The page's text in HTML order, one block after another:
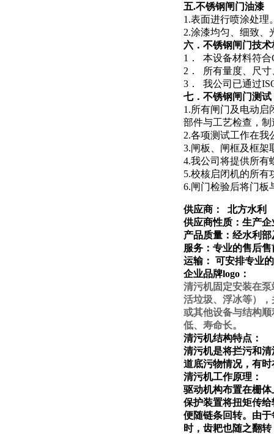
五.不锈钢闸门油漆
1.表面进行喷涂处理
2.涂漆均匀、细致、
六． 不锈钢闸门技术
1． 本设备材料符
2． 所有量度、尺
3． 我公司已通过
七． 不锈钢闸门测试
1.所有闸门及电动启
部件与工艺检查，
2.各项测试工作在我
3.闸板、闸框及框架
4.我公司将提供所有
5.校核启闭机的所有
6.闸门检验后将门板
供应商： 北方水利
供应商性质：生产企
产品质量：经水利部
服务：专业的售后售
运输： 可安排专业
企业品牌logo：
清污机固定安装在
活垃圾、浮冰等）
或其他设备与结构
低、寿命长。
清污机结构特点：
清污机是将拦污和
道底污物情况，有
清污机工作原理：
驱动机构布置在栅
保护装置将扭矩传
便随链条回转。由
时，齿耙也随之翻